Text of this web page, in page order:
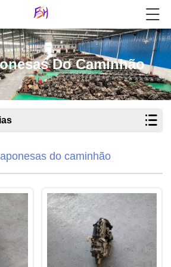
Do Caminhão
do caminhão